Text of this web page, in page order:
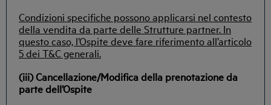
Condizioni specifiche possono applicarsi nel contesto
della vendita da parte delle Strutture partner. In
questo caso, l’Ospite deve fare riferimento all’articolo
5 dei T&C generali.
(iii)Cancellazione/Modifica della prenotazione da
parte dell’Ospite